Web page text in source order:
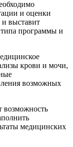
и оценки
и выставит
программы и
крови и мочи,
возможных
возможность
медицинских